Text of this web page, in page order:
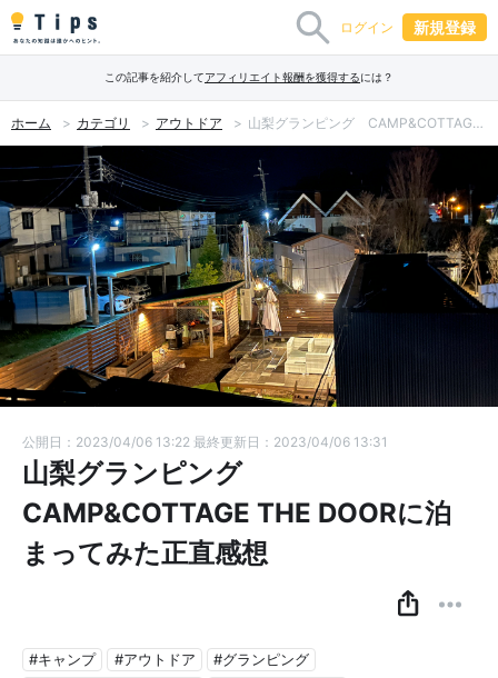
ログイン 新規登録
この記事を紹介してアフィリエイト報酬を獲得するには？
ホーム カテゴリ アウトドア 山梨グランピング CAMP&COTTAGE THE DOORに泊まってみた正直感想
公開日：2023/04/06 13:22 最終更新日：2023/04/06 13:31
山梨グランピング
CAMP&COTTAGE THE DOORに泊
まってみた正直感想
#キャンプ #アウトドア
#グランピング